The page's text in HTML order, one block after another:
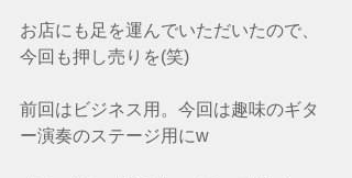
お店にも足を運んでいただいたので、
今回も押し売りを(笑)
前回はビジネス用。今回は趣味のギタ
ー演奏のステージ用にw